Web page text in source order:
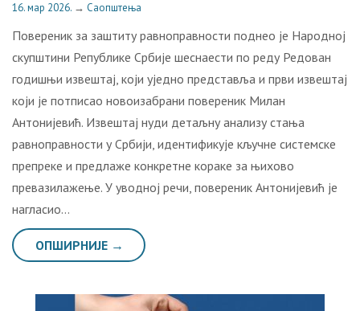
16. мар 2026. → Саопштења
Повереник за заштиту равноправности поднео је Народној
скупштини Републике Србије шеснаести по реду Редован
годишњи извештај, који уједно представља и први извештај
који је потписао новоизабрани повереник Милан
Антонијевић. Извештај нуди детаљну анализу стања
равноправности у Србији, идентификује кључне системске
препреке и предлаже конкретне кораке за њихово
превазилажење. У уводној речи, повереник Антонијевић је
нагласио…
ОПШИРНИЈЕ →